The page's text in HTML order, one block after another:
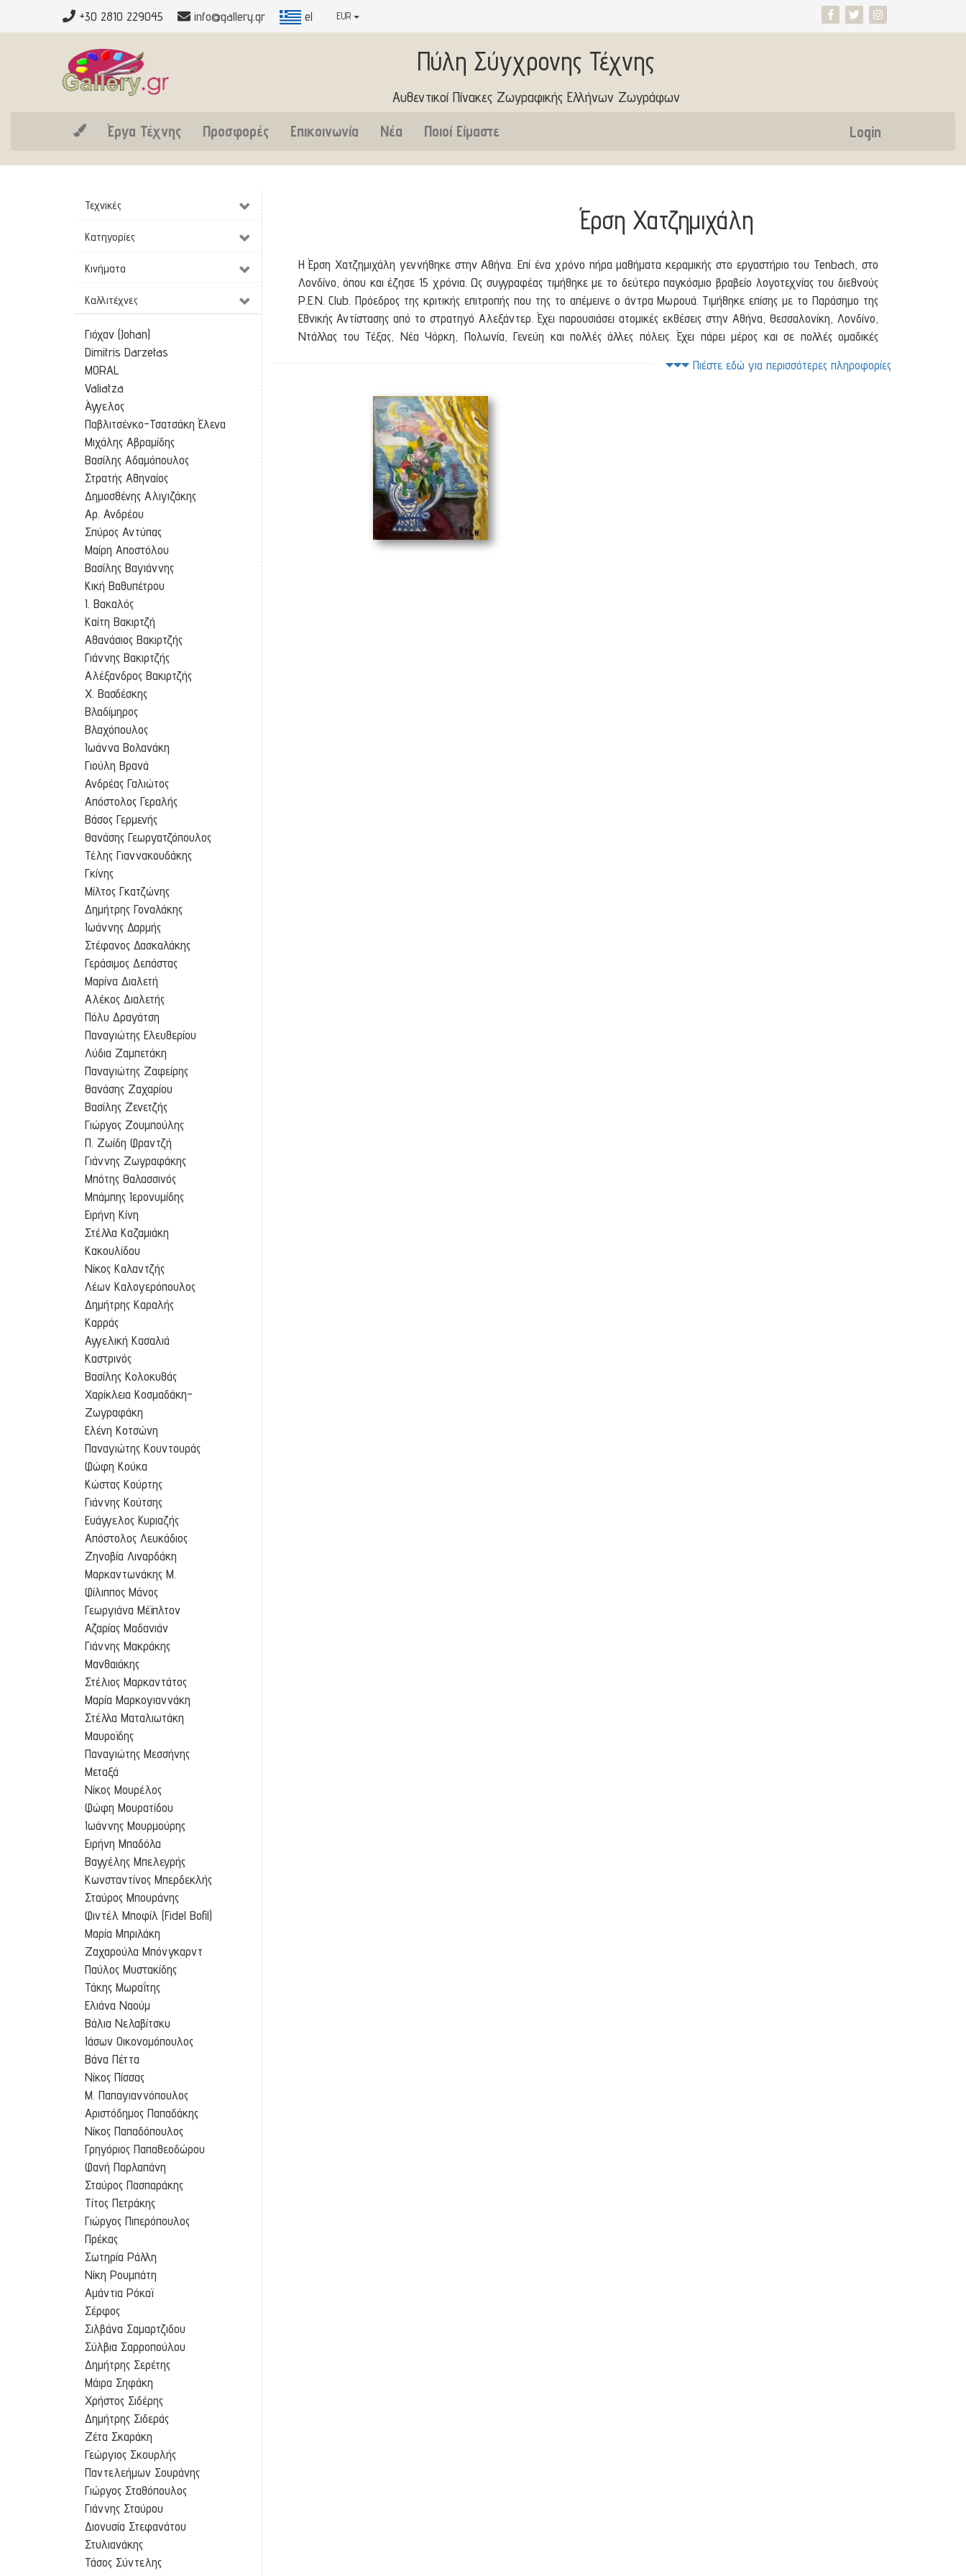
+30 2810 229045 info@gallery.gr el EUR
Πύλη Σύγχρονης Τέχνης
Αυθεντικοί Πίνακες Ζωγραφικής Ελλήνων Ζωγράφων
Έργα Τέχνης Προσφορές Επικοινωνία Νέα Ποιοί Είμαστε Login
Έρση Χατζημιχάλη
Η Έρση Χατζημιχάλη γεννήθηκε στην Αθήνα. Επί ένα χρόνο πήρα μαθήματα κεραμικής στο εργαστήριο του Tenbach, στο
Λονδίνο, όπου και έζησε 15 χρόνια. Ως συγγραφέας τιμήθηκε με το δεύτερο παγκόσμιο βραβείο λογοτεχνίας του διεθνούς
P.E.N. Club. Πρόεδρος της κριτικής επιτροπής που της το απέμεινε ο άντρα Μωρουά. Τιμήθηκε επίσης με το Παράσημο της
Εθνικής Αντίστασης από το στρατηγό Αλεξάντερ. Έχει παρουσιάσει ατομικές εκθέσεις στην Αθήνα, Θεσσαλονίκη, Λονδίνο,
Ντάλλας του Τέξας, Νέα Υόρκη, Πολωνία, Γενεύη και πολλές άλλες πόλεις. Έχει πάρει μέρος και σε πολλές ομαδικές
πολλοί έχουν ασχοληθεί με το έργο της όπως το BBC2, η γερμανική W.D.R. και η τηλεόραση του Τέξας. Έργα της
Πιέστε εδώ για περισσότερες πληροφορίες
Τεχνικές
Κατηγορίες
Κινήματα
Καλλιτέχνες
Γιόχαν (Johan)
Dimitris Darzetas
MORAL
Valiatza
Άγγελος
Παβλιτσένκο-Τσατσάκη Έλενα
Μιχάλης Αβραμίδης
Βασίλης Αδαμόπουλος
Στρατής Αθηναίος
Δημοσθένης Αλιγιζάκης
Αρ. Ανδρέου
Σπύρος Αντύπας
Μαίρη Αποστόλου
Βασίλης Βαγιάννης
Κική Βαθυπέτρου
Ι. Βακαλός
Καίτη Βακιρτζή
Αθανάσιος Βακιρτζής
Γιάννης Βακιρτζής
Αλέξανδρος Βακιρτζής
Χ. Βασδέσκης
Βλαδίμηρος
Βλαχόπουλος
Ιωάννα Βολανάκη
Γιούλη Βρανά
Ανδρέας Γαλιώτος
Απόστολος Γεραλής
Βάσος Γερμενής
Θανάσης Γεωργατζόπουλος
Τέλης Γιαννακουδάκης
Γκίνης
Μίλτος Γκατζώνης
Δημήτρης Γοναλάκης
Ιωάννης Δαρμής
Στέφανος Δασκαλάκης
Γεράσιμος Δεπάστας
Μαρίνα Διαλετή
Αλέκος Διαλετής
Πόλυ Δραγάτση
Παναγιώτης Ελευθερίου
Λύδια Ζαμπετάκη
Παναγιώτης Ζαφείρης
Θανάσης Ζαχαρίου
Βασίλης Ζενετζής
Γιώργος Ζουμπούλης
Π. Ζωίδη Φραντζή
Γιάννης Ζωγραφάκης
Μπότης Θαλασσινός
Μπάμπης Ιερονυμίδης
Ειρήνη Κίνη
Στέλλα Καζαμιάκη
Κακουλίδου
Νίκος Καλαντζής
Λέων Καλογερόπουλος
Δημήτρης Καραλής
Καρράς
Αγγελική Κασαλιά
Καστρινός
Βασίλης Κολοκυθάς
Χαρίκλεια Κοσμαδάκη-
Ζωγραφάκη
Ελένη Κοτσώνη
Παναγιώτης Κουντουράς
Φώφη Κούκα
Κώστας Κούρτης
Γιάννης Κούτσης
Ευάγγελος Κυριαζής
Απόστολος Λευκάδιος
Ζηνοβία Λιναρδάκη
Μαρκαντωνάκης Μ.
Φίλιππος Μάνος
Γεωργιάνα Μέϊπλτον
Αζαρίας Μαδανιάν
Γιάννης Μακράκης
Μανθαιάκης
Στέλιος Μαρκαντάτος
Μαρία Μαρκογιαννάκη
Στέλλα Ματαλιωτάκη
Μαυροϊδης
Παναγιώτης Μεσσήνης
Μεταξά
Νίκος Μουρέλος
Φώφη Μουρατίδου
Ιωάννης Μουρμούρης
Ειρήνη Μπαδόλα
Βαγγέλης Μπελεγρής
Κωνσταντίνος Μπερδεκλής
Σταύρος Μπουράνης
Φιντέλ Μποφίλ (Fidel Bofil)
Μαρία Μπριλάκη
Ζαχαρούλα Μπόνγκαρντ
Παύλος Μυστακίδης
Τάκης Μωραΐτης
Ελιάνα Ναούμ
Βάλια Νελαβίτσκυ
Ιάσων Οικονομόπουλος
Βάνα Πέττα
Νίκος Πίσσας
Μ. Παπαγιαννόπουλος
Αριστόδημος Παπαδάκης
Νίκος Παπαδόπουλος
Γρηγόριος Παπαθεοδώρου
Φανή Παρλαπάνη
Σταύρος Πασπαράκης
Τίτος Πετράκης
Γιώργος Πιπερόπουλος
Πρέκας
Σωτηρία Ράλλη
Νίκη Ρουμπάτη
Αμάντια Ρόκαϊ
Σέρφος
Σιλβάνα Σαμαρτζιδου
Σύλβια Σαρροπούλου
Δημήτρης Σερέτης
Μάιρα Σηφάκη
Χρήστος Σιδέρης
Δημήτρης Σιδεράς
Ζέτα Σκαράκη
Γεώργιος Σκουρλής
Παντελεήμων Σουράνης
Γιώργος Σταθόπουλος
Γιάννης Σταύρου
Διονυσία Στεφανάτου
Στυλιανάκης
Τάσος Σύντελης